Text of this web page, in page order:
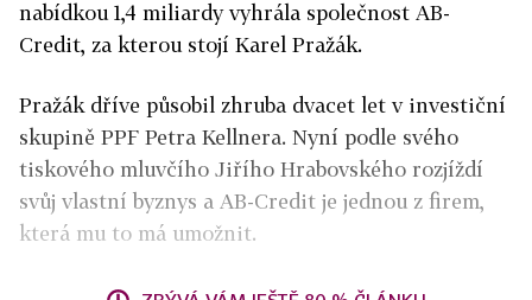
nabídkou 1,4 miliardy vyhrála společnost AB-
Credit, za kterou stojí Karel Pražák.
Pražák dříve působil zhruba dvacet let v investiční
skupině PPF Petra Kellnera. Nyní podle svého
tiskového mluvčího Jiřího Hrabovského rozjíždí
svůj vlastní byznys a AB-Credit je jednou z firem,
která mu to má umožnit.